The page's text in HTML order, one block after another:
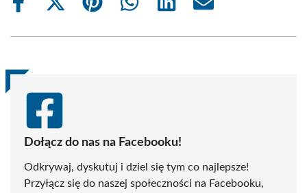
Share
Share
(Twitter)
Share
Share
Share
Share
Dołącz do nas na Facebooku!
Odkrywaj, dyskutuj i dziel się tym co najlepsze!
Przyłącz się do naszej społeczności na Facebooku,